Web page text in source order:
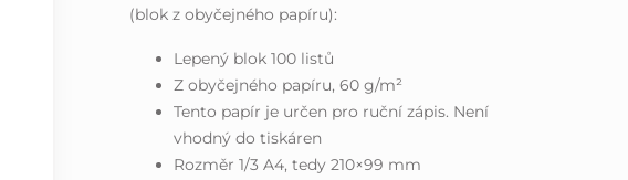
(blok z obyčejného papíru):
Lepený blok 100 listů
Z obyčejného papíru, 60 g/m²
Tento papír je určen pro ruční zápis. Není
vhodný do tiskáren
Rozměr 1/3 A4, tedy 210×99 mm